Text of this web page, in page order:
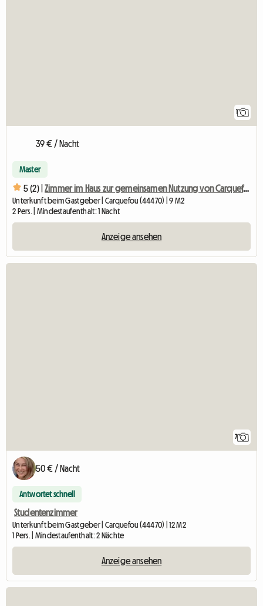
1
39 € / Nacht
Master
5 (2) | Zimmer im Haus zur gemeinsamen Nutzung von Carquefou
Unterkunft beim Gastgeber | Carquefou (44470) | 9 M2
2 Pers. | Mindestaufenthalt: 1 Nacht
Anzeige ansehen
7
50 € / Nacht
Antwortet schnell
Studentenzimmer
Unterkunft beim Gastgeber | Carquefou (44470) | 12 M2
1 Pers. | Mindestaufenthalt: 2 Nächte
Anzeige ansehen